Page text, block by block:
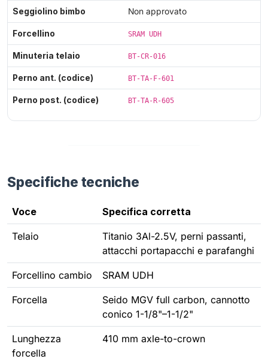
Seggiolino bimbo Non approvato
Forcellino SRAM UDH
Minuteria telaio BT-CR-016
Perno ant. (codice) BT-TA-F-601
Perno post. (codice) BT-TA-R-605
Specifiche tecniche
Voce Specifica corretta
Telaio
Titanio 3Al-2.5V, perni passanti,
attacchi portapacchi e parafanghi
Forcellino cambio SRAM UDH
Forcella
Seido MGV full carbon, cannotto
conico 1-1/8"–1-1/2"
Lunghezza
forcella
410 mm axle-to-crown